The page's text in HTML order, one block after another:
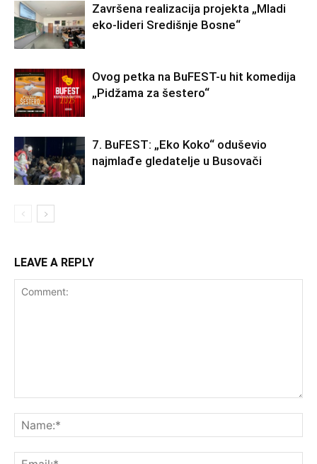
Završena realizacija projekta „Mladi
eko-lideri Središnje Bosne“
Ovog petka na BuFEST-u hit komedija
„Pidžama za šestero“
7. BuFEST: „Eko Koko“ oduševio
najmlađe gledatelje u Busovači
LEAVE A REPLY